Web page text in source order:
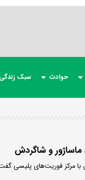
حوادث سبک زندگی
ماساژور و شاگردش
مردی در تماس با مرکز